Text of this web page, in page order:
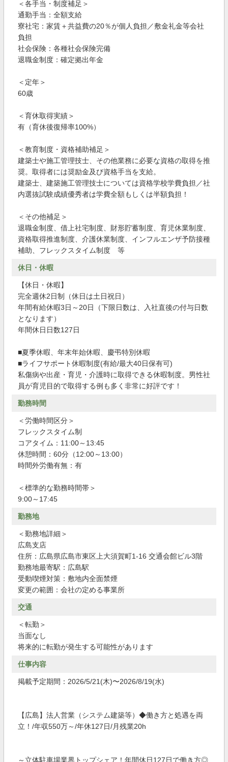
＜各手当・制度補足＞
通勤手当：全額支給
寮社宅：家賃＋共益費の20％が個人負担／敷金礼金等会社
負担
社会保険：各種社会保険完備
退職金制度：確定拠出年金
＜定年＞
60歳
＜育休取得実績＞
有（育休後復帰率100%）
＜教育制度・資格補助補足＞
建築士や施工管理技士、その他業務に必要な資格の取得を推
奨。取得者には奨励金及び資格手当を支給。
建築士、建築施工管理技士については資格学校学費負担／社
内選抜試験成績優秀者は学費全額もしくは半額負担！
＜その他補足＞
退職金制度、借上社宅制度、財形貯蓄制度、育児休業制度、
資格取得推進制度、介護休業制度、インフルエンザ予防接種
補助、フレックスタイム制度 等
休日・休暇
【休日・休暇】
完全週休2日制（休日は土日祝日）
年間有給休暇3日～20日（下限日数は、入社直後の付与日数
となります）
年間休日日数127日
■夏季休暇、年末年始休暇、慶弔特別休暇
■ライフサポート休暇制度(有給/最大40日保有可)
私傷病や出産・育児・介護時に取得できる休暇制度。男性社
員が育児目的で取得する例も多く非常に好評です！
勤務時間
＜労働時間区分＞
フレックスタイム制
コアタイム：11:00～13:45
休憩時間：60分（12:00～13:00）
時間外労働有無：有
＜標準的な勤務時間帯＞
9:00～17:45
勤務地
＜勤務地詳細＞
広島支店
住所：広島県広島市東区上大須賀町1-16 交通会館ビル3階
勤務地最寄駅：広島駅
受動喫煙対策：敷地内全面禁煙
変更の範囲：会社の定める事業所
交通
＜転勤＞
当面なし
将来的に転勤が発生する可能性があります
仕事内容
掲載予定期間：2026/5/21(木)〜2026/8/19(水)
【広島】法人営業（システム建築等）◆働き方と処遇を両
立！/年収550万～/年休127日/月残業20h
～立体駐車場業界トップシェア！年間休日127日で働き方◎